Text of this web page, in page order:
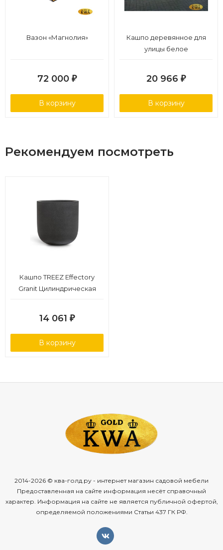
Вазон «Магнолия»
72 000 ₽
В корзину
Кашпо деревянное для
улицы белое
20 966 ₽
В корзину
Рекомендуем посмотреть
Кашпо TREEZ Effectory
Granit Цилиндрическая
14 061 ₽
В корзину
2014-2026 © ква-голд.ру - интернет магазин садовой мебели
Предоставленная на сайте информация несёт справочный
характер. Информация на сайте не является публичной офертой,
определяемой положениями Статьи 437 ГК РФ.